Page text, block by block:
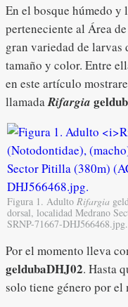
En el bosque húmedo y
perteneciente al Área de
gran variedad de larvas
tamaño y color. Entre
en este artículo
llamadaRifargia
Figura 1. Adulto Rifargia
dorsal, localidad Medrano
SRNP-71667-DHJ566468.jpg.
Por el momento lleva
geldubaDHJ02. Hasta
solo tiene género por el